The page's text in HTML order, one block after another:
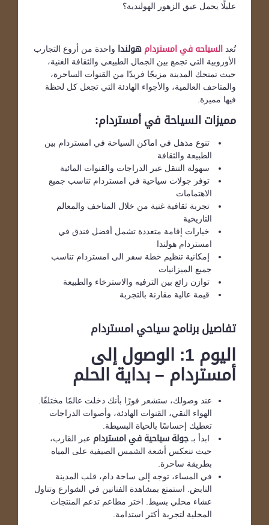
عليلًا يحمل عبق الزهور الهولندية؟
تُعد السياحه في امستردام هولندا واحدة من أروع التجارب
الأوروبية التي تجمع بين الجمال الطبيعي والثقافة الغنية،
حيث تمنحك المدينة مزيجًا فريدًا من القنوات الساحرة،
والمتاحف العالمية، والأجواء الهادئة التي تجعل كل لحظة
فيها مميزة.
مميزات السياحة في أمستردام:
تنوع مذهل في اماكن السياحة في امستردام بين
الطبيعة والثقافة
سهولة التنقل عبر الدراجات والقنوات المائية
توفر جولات سياحية في امستردام تناسب جميع
الاهتمامات
تجربة ثقافية غنية من خلال المتاحف والمعالم
التاريخية
خيارات إقامة متعددة تشمل أفضل فندق في
امستردام هولندا
إمكانية تنظيم خطة سفر الى امستردام تناسب
جميع الميزانيات
توازن رائع بين الترفيه والاسترخاء والطبيعة
قيمة عالية مقارنة بالتجربة
تفاصيل برنامج سياحي امستردام
اليوم 1: الوصول إلى
أمستردام – بداية الحلم
عند وصولك، ستشعر فورًا بأنك دخلت عالمًا مختلفًا.
الهواء النقي، القنوات الهادئة، وأصوات الدراجات
تعطيك إحساسًا بالحياة البسيطة.
ابدأ بـ جولة سياحية في امستردام عبر القارب،
حيث تنعكس أشعة الشمس الصيفية على المياه
بطريقة ساحرة.
في المساء، توجه إلى ساحة دام، قلب المدينة
النابض. استمتع بمشاهدة الفنانين في الشوارع وتناول
عشاء محلي بسيط. اختر مطاعم تدعم المنتجات
المحلية لتجربة أكثر استدامة.